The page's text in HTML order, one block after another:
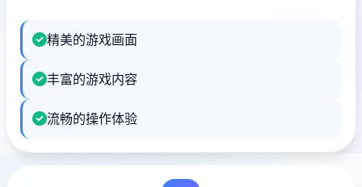
精美的游戏画面
丰富的游戏内容
流畅的操作体验